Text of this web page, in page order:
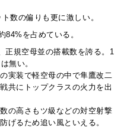
数の偏りも更に激しい。
84%を占めている。
正規空母並の搭載数を誇る。1
無い。
実装で軽空母の中で隼鷹改二
共にトップクラスの火力を出
の高さもツ級などの対空射撃
げるため追い風といえる。